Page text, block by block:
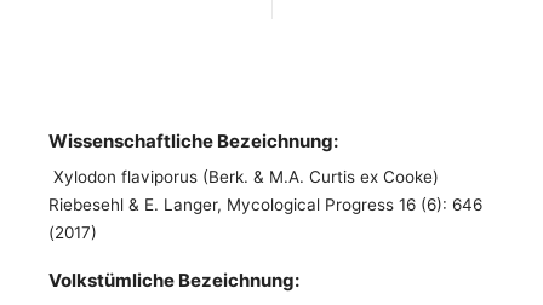
Wissenschaftliche Bezeichnung:
Xylodon flaviporus (Berk. & M.A. Curtis ex Cooke)
Riebesehl & E. Langer, Mycological Progress 16 (6): 646
(2017)
Volkstümliche Bezeichnung: